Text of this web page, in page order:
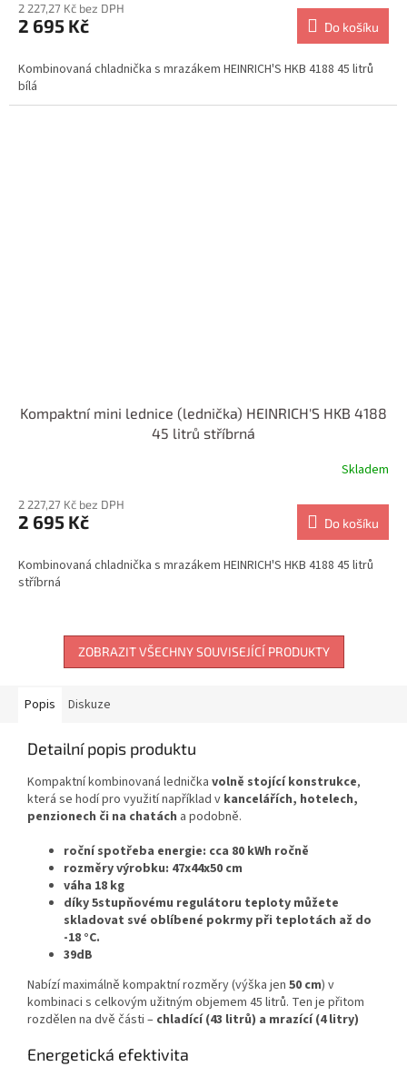
2 227,27 Kč bez DPH
2 695 Kč Do košíku
Kombinovaná chladnička s mrazákem HEINRICH'S HKB 4188 45 litrů
bílá
Kompaktní mini lednice (lednička) HEINRICH'S HKB 4188
45 litrů stříbrná
Skladem
2 227,27 Kč bez DPH
2 695 Kč Do košíku
Kombinovaná chladnička s mrazákem HEINRICH'S HKB 4188 45 litrů
stříbrná
ZOBRAZIT VŠECHNY SOUVISEJÍCÍ PRODUKTY
Popis Diskuze
Detailní popis produktu
Kompaktní kombinovaná lednička volně stojící konstrukce,
která se hodí pro využití například v kancelářích, hotelech,
penzionech či na chatách a podobně.
roční spotřeba energie: cca 80 kWh ročně
rozměry výrobku: 47x44x50 cm
váha 18 kg
díky 5stupňovému regulátoru teploty můžete
skladovat své oblíbené pokrmy při teplotách až do
-18 °C.
39dB
Nabízí maximálně kompaktní rozměry (výška jen 50 cm) v
kombinaci s celkovým užitným objemem 45 litrů. Ten je přitom
rozdělen na dvě části – chladící (43 litrů) a mrazící (4 litry)
Energetická efektivita